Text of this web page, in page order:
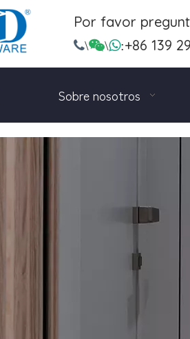
Por favor
\\:+86 139
Sobre nosotros